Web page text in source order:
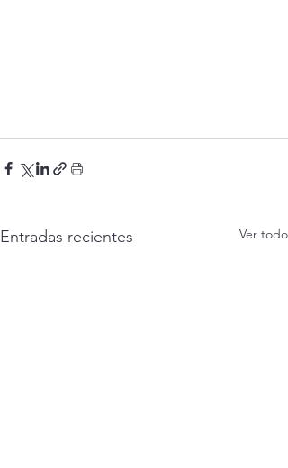
Entradas recientes Ver todo